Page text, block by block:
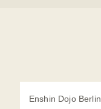
Enshin Dojo Berlin